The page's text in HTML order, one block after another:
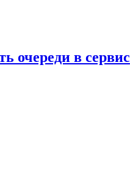
очереди в сервис